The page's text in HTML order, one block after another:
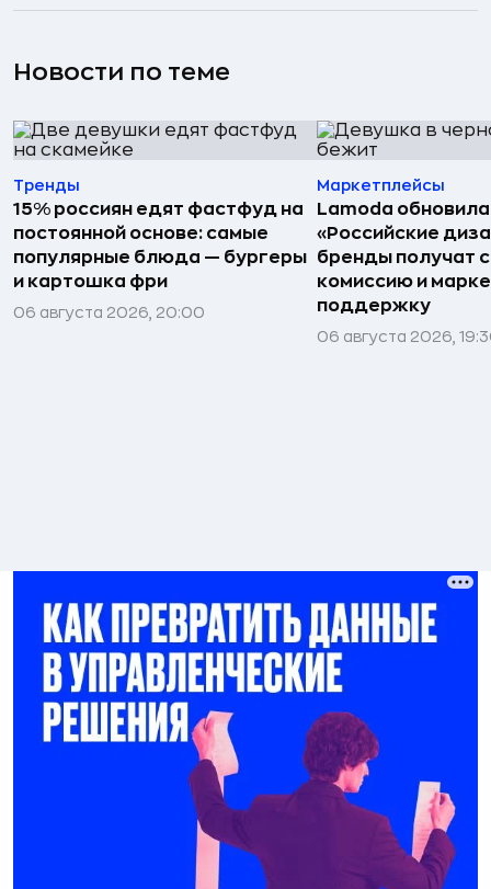
Новости по теме
Тренды
15% россиян едят фастфуд на
постоянной основе: самые
популярные блюда — бургеры
и картошка фри
06 августа 2026, 20:00
Маркетплейсы
Lamoda
«Российские
бренды получат
комиссию и
поддержку
06 августа 2026,